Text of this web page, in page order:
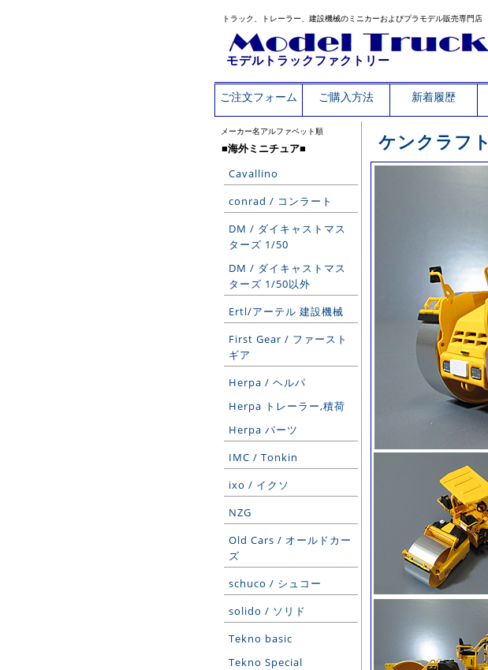
トラック、トレーラー、建設機械のミニカーおよびプラモデル販売専門店
モデルトラックファクトリー
ご注文フォーム ご購入方法 新着履歴
メーカー名アルファベット順
■海外ミニチュア■
Cavallino
conrad / コンラート
DM / ダイキャストマス
ターズ 1/50
DM / ダイキャストマス
ターズ 1/50以外
Ertl/アーテル 建設機械
First Gear / ファースト
ギア
Herpa / ヘルパ
Herpa トレーラー,積荷
Herpa パーツ
IMC / Tonkin
ixo / イクソ
NZG
Old Cars / オールドカー
ズ
schuco / シュコー
solido / ソリド
Tekno basic
Tekno Special
ケンクラフト